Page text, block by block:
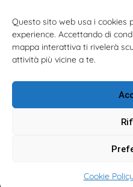
Questo sito web usa i cookies
experience. Accettando di
mappa interattiva ti rivelerà
attività più vicine a te.
Cookie Policy
Cerca il tuo Usato
Kitesurfing powered by